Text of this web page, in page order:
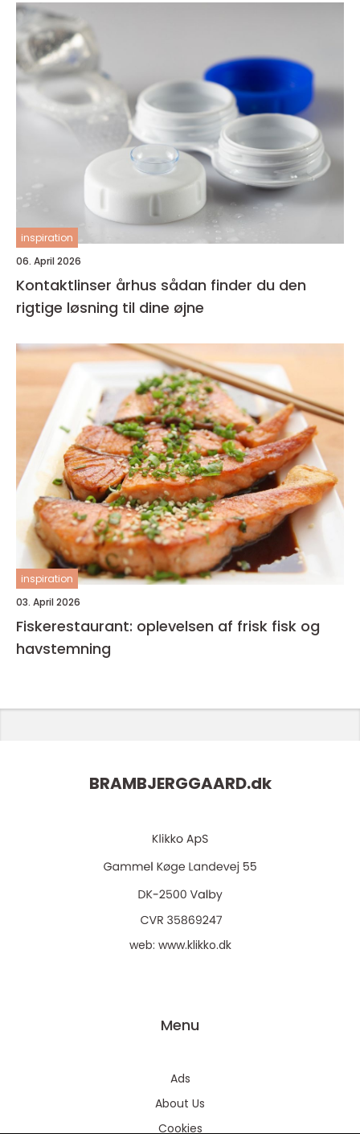
inspiration
06. April 2026
Kontaktlinser århus sådan finder du den
rigtige løsning til dine øjne
inspiration
03. April 2026
Fiskerestaurant: oplevelsen af frisk fisk og
havstemning
BRAMBJERGGAARD.dk
web: www.klikko.dk
Menu
Ads
About Us
Cookies